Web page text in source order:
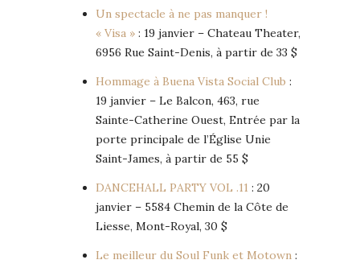
Un spectacle à ne pas manquer !
« Visa » : 19 janvier – Chateau Theater,
6956 Rue Saint-Denis, à partir de 33 $
Hommage à Buena Vista Social Club :
19 janvier – Le Balcon, 463, rue
Sainte-Catherine Ouest, Entrée par la
porte principale de l’Église Unie
Saint-James, à partir de 55 $
DANCEHALL PARTY VOL .11 : 20
janvier – 5584 Chemin de la Côte de
Liesse, Mont-Royal, 30 $
Le meilleur du Soul Funk et Motown :